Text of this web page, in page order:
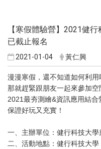
【寒假體驗營】2021健
已截止報名
2021-01-04 黃仁興
漫漫寒假，還不知道如何利用
那就趕緊跟朋友一起來參加空
2021最夯測繪&資訊應用結合
保證好玩又充實！
一、主辦單位：健行科技大
二、活動地點：健行科技大學